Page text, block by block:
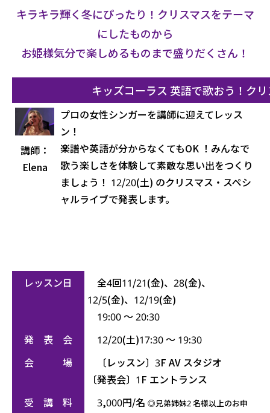
キラキラ輝く冬にぴったり！クリスマスをテーマ
にしたものから
お姫様気分で楽しめるものまで盛りだくさん！
キッズコーラス 英語で歌おう！ク
講師：
Elena
プロの女性シンガーを講師に迎えてレッス
ン！
楽譜や英語が分からなくてもOK ！みんなで
歌う楽しさを体験して素敵な思い出をつくり
ましょう！ 12/20(土) のクリスマス・スペシ
ャルライブで発表します。
レッスン日
全4回11/21(金)、28(金)、
12/5(金)、12/19(金)
19:00 ～ 20:30
発 表 会
12/20(土)17:30 ～ 19:30
会 場
〔レッスン〕3F AV スタジオ
〔発表会〕1F エントランス
受 講 料
3,000円/名 ◎兄弟姉妹2 名様以上のお申